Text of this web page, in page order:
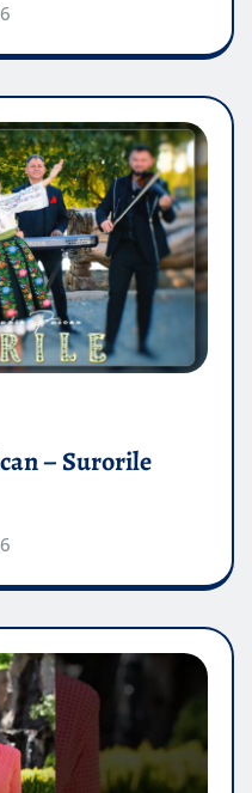
– Surorile